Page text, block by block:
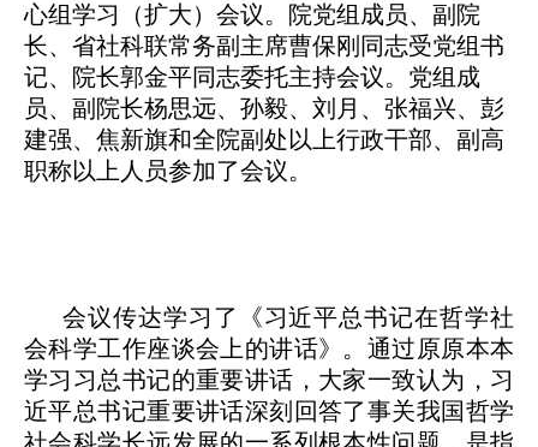
心组学习（扩大）会议。院党组成员、副院
长、省社科联常务副主席曹保刚同志受党组书
记、院长郭金平同志委托主持会议。党组成
员、副院长杨思远、孙毅、刘月、张福兴、彭
建强、焦新旗和全院副处以上行政干部、副高
职称以上人员参加了会议。
会议传达学习了《习近平总书记在哲学社
会科学工作座谈会上的讲话》。通过原原本本
学习习总书记的重要讲话，大家一致认为， 习
近平总书记重要讲话深刻回答了事关我国哲学